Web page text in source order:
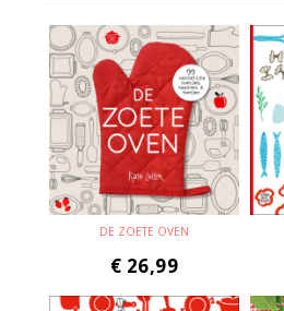
DE ZOETE OVEN
€ 26,99